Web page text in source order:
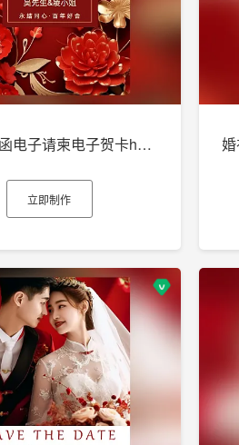
婚礼邀请函电子请柬电子贺卡h5制作
立即制作